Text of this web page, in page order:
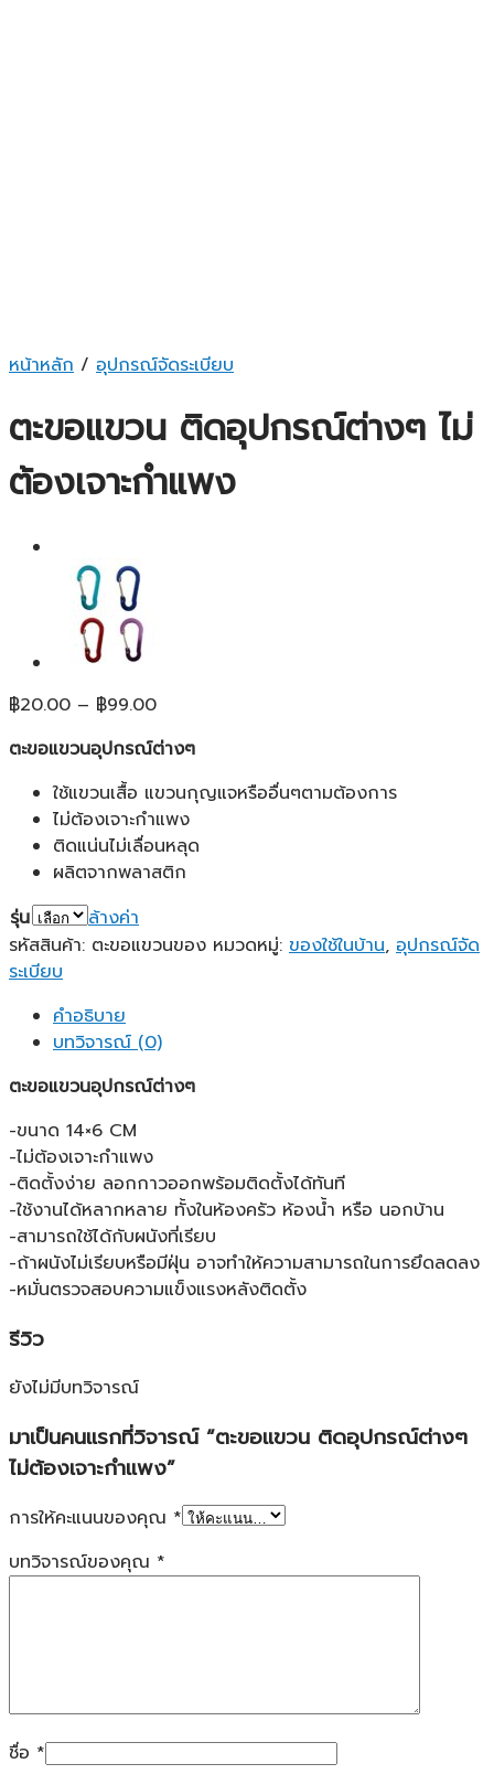
หน้าหลัก / อุปกรณ์จัดระเบียบ
ตะขอแขวน ติดอุปกรณ์ต่างๆ ไม่
ต้องเจาะกำแพง
฿20.00 – ฿99.00Price
฿20.00
through
฿99.00
ตะขอแขวนอุปกรณ์ต่างๆ
ใช้แขวนเสื้อ แขวนกุญแจหรืออื่นๆตามต้องการ
ไม่ต้องเจาะกำแพง
ติดแน่นไม่เลื่อนหลุด
ผลิตจากพลาสติก
รุ่น
ล้างค่า
รหัสสินค้า: ตะขอแขวนของ หมวดหมู่: ของใช้ในบ้าน, อุปกรณ์จัด
ระเบียบ
คำอธิบาย
บทวิจารณ์ (0)
ตะขอแขวนอุปกรณ์ต่างๆ
-ขนาด 14×6 CM
-ไม่ต้องเจาะกำแพง
-ติดตั้งง่าย ลอกกาวออกพร้อมติดตั้งได้ทันที
-ใช้งานได้หลากหลาย ทั้งในห้องครัว ห้องน้ำ หรือ นอกบ้าน
-สามารถใช้ได้กับผนังที่เรียบ
-ถ้าผนังไม่เรียบหรือมีฝุ่น อาจทำให้ความสามารถในการยึดลดลง
-หมั่นตรวจสอบความแข็งแรงหลังติดตั้ง
รีวิว
ยังไม่มีบทวิจารณ์
มาเป็นคนแรกที่วิจารณ์ “ตะขอแขวน ติดอุปกรณ์ต่างๆ
ไม่ต้องเจาะกำแพง”
การให้คะแนนของคุณ *
บทวิจารณ์ของคุณ *
ชื่อ *